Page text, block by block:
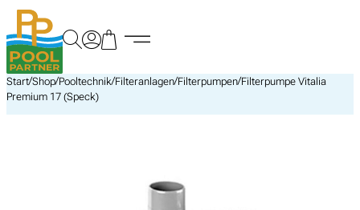
Zum
Inhalt
springen
Start/Shop/Pooltechnik/Filteranlagen/Filterpumpen/Filterpumpe Vitalia
Premium 17 (Speck)